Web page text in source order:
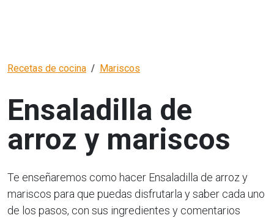
Recetas de cocina Mariscos
Ensaladilla de
arroz y mariscos
Te enseñaremos como hacer Ensaladilla de arroz y
mariscos para que puedas disfrutarla y saber cada uno
de los pasos, con sus ingredientes y comentarios